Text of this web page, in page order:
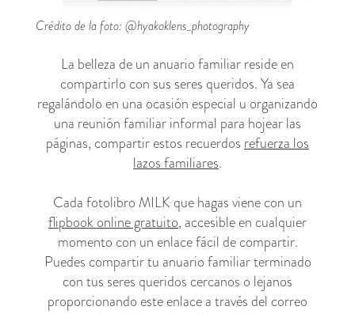
Crédito de la foto: @hyakoklens_photography
La belleza de un anuario familiar reside en
compartirlo con sus seres queridos. Ya sea
regalándolo en una ocasión especial u organizando
una reunión familiar informal para hojear las
páginas, compartir estos recuerdos refuerza los
lazos familiares.
Cada fotolibro MILK que hagas viene con un
flipbook online gratuito, accesible en cualquier
momento con un enlace fácil de compartir.
Puedes compartir tu anuario familiar terminado
con tus seres queridos cercanos o lejanos
proporcionando este enlace a través del correo